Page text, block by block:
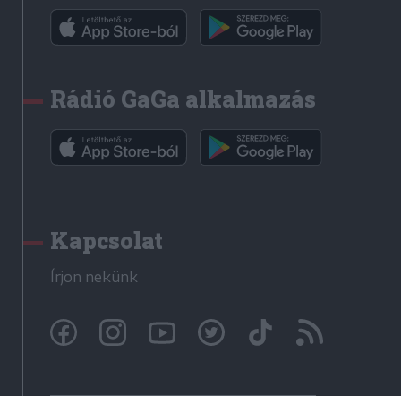
Rádió GaGa alkalmazás
Kapcsolat
Írjon nekünk